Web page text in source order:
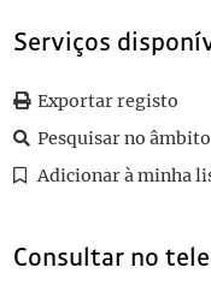
0099 Sem título
0101 Sem título
0118 Sem título
Serviços
Exportar registo
Pesquisar no
Adicionar à minha
Consultar no